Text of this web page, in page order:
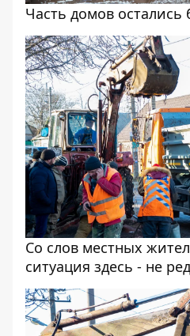
Часть домов остались
Со слов местных
ситуация здесь - не